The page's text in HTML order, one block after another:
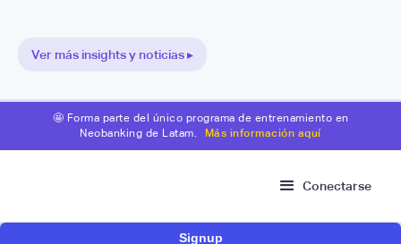
Ver más insights y noticias ▸
🤩 Forma parte del único programa de entrenamiento en
Neobanking de Latam.
Más información aquí
Conectarse
Signup